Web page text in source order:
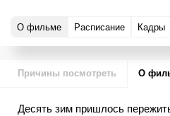
О фильме Расписание Кадры
Причины посмотреть О
Десять зим пришлось